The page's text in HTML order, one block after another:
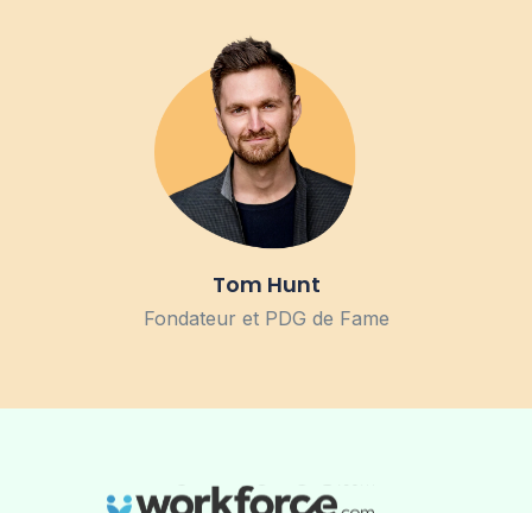
Tom Hunt
Fondateur et PDG de Fame